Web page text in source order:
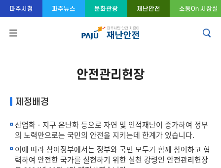
콘텐츠 바로가기
주메뉴 바로가기
푸터 바로가기
파주시청 파주뉴스 문화관광 재난안전 소통On 시장실
안전관리헌장
제정배경
산업화ㆍ지구 온난화 등으로 자연 및 인적재난이 증가하여 정부
의 노력만으로는 국민의 안전을 지키는데 한계가 있습니다.
이에 따라 참여정부에서는 정부와 국민 모두가 함께 참여하고 협
력하여 안전한 국가를 실현하기 위한 실천 강령인 안전관리헌장